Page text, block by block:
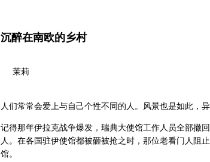
沉醉在南欧的乡村
茉莉
人们常常会爱上与自己个性不同的人。风景也是如此，
记得那年伊拉克战争爆发，瑞典大使馆工作人员全部撤
人。在各国驻伊使馆都被砸被抢之时，那位老看门人阻
馆。